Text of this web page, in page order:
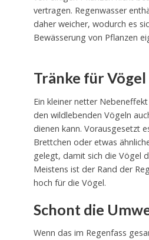
vertragen. Regenwasser
daher weicher, wodurch es
Bewässerung von Pflanzen
Tränke für Vögel
Ein kleiner netter
den wildlebenden Vögeln
dienen kann. Vorausgesetzt
Brettchen oder etwas
gelegt, damit sich die Vögel
Meistens ist der Rand der
hoch für die Vögel.
Schont die
Wenn das im Regenfass